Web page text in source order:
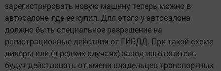
зарегистрировать новую машину теперь можно в
автосалоне, где ее купил. Для этого у автосалона
должно быть специальное разрешение на
регистрационные действия от ГИБДД. При такой схеме
дилеры или (в редких случаях) завод-изготовитель
будут действовать от имени владельцев транспортных